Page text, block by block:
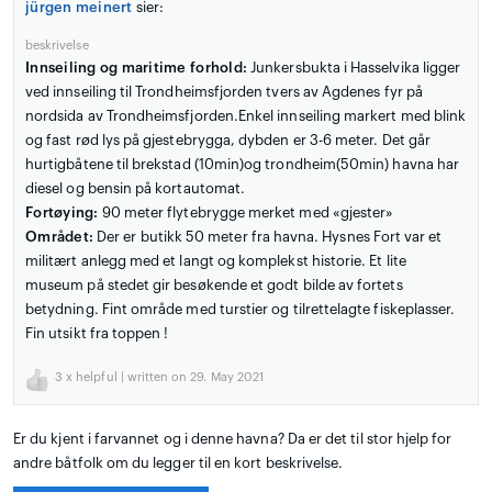
jürgen meinert sier:
beskrivelse
Innseiling og maritime forhold: Junkersbukta i Hasselvika ligger
ved innseiling til Trondheimsfjorden tvers av Agdenes fyr på
nordsida av Trondheimsfjorden.Enkel innseiling markert med blink
og fast rød lys på gjestebrygga, dybden er 3-6 meter. Det går
hurtigbåtene til brekstad (10min)og trondheim(50min) havna har
diesel og bensin på kortautomat.
Fortøying: 90 meter flytebrygge merket med «gjester»
Området: Der er butikk 50 meter fra havna. Hysnes Fort var et
militært anlegg med et langt og komplekst historie. Et lite
museum på stedet gir besøkende et godt bilde av fortets
betydning. Fint område med turstier og tilrettelagte fiskeplasser.
Fin utsikt fra toppen !
3 x helpful | written on 29. May 2021
Er du kjent i farvannet og i denne havna? Da er det til stor hjelp for
andre båtfolk om du legger til en kort beskrivelse.